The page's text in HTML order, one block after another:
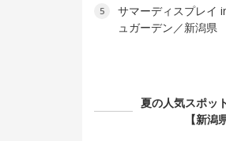
5
サマーディスプレイ
ュガーデン／新潟県
夏の人気スポッ
【新潟